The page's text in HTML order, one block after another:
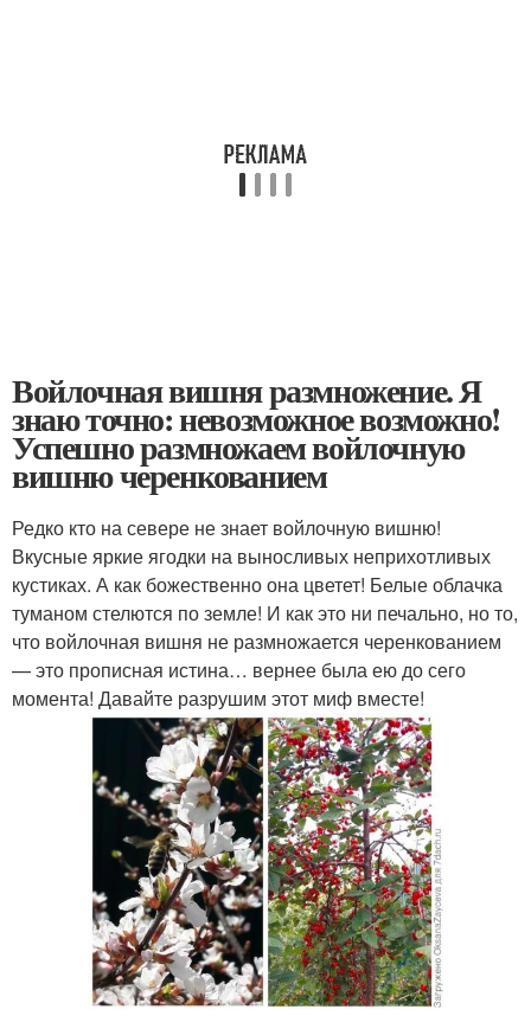
Войлочная вишня размножение. Я
знаю точно: невозможное возможно!
Успешно размножаем войлочную
вишню черенкованием
Редко кто на севере не знает войлочную вишню!
Вкусные яркие ягодки на выносливых неприхотливых
кустиках. А как божественно она цветет! Белые облачка
туманом стелются по земле! И как это ни печально, но то,
что войлочная вишня не размножается черенкованием
— это прописная истина… вернее была ею до сего
момента! Давайте разрушим этот миф вместе!